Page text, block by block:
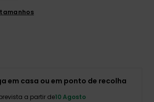
em casa ou em ponto de recolha
a partir de10 Agosto